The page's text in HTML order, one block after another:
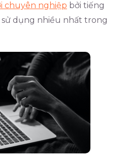
chuyên nghiệp bởi tiếng
dụng nhiều nhất trong